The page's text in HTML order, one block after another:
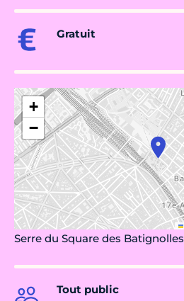
Gratuit
+
−
Serre du Square des Batignolles
Tout public